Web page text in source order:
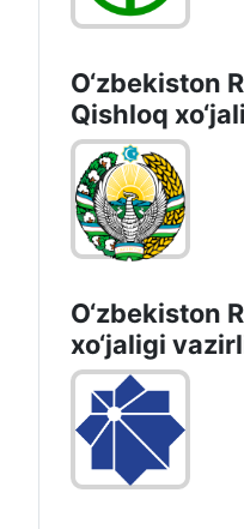
O‘zbekiston
Sport vazirligi
O‘zbekiston
Qishloq